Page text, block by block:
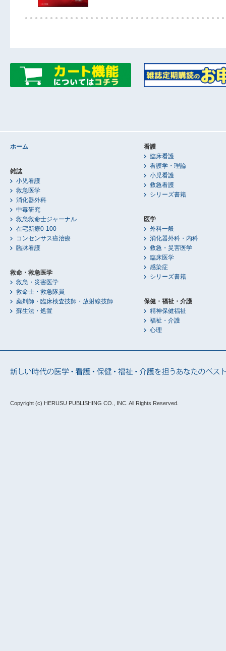
ホーム
雑誌
小児看護
救急医学
消化器外科
中毒研究
救急救命士ジャーナル
在宅新療0-100
コンセンサス癌治療
臨牀看護
救命・救急医学
救急・災害医学
救命士・救急隊員
薬剤師・臨床検査技師・放射線技師
蘇生法・処置
看護
臨床看護
看護学・理論
小児看護
救急看護
シリーズ書籍
医学
外科一般
消化器外科・内科
救急・災害医学
臨床医学
感染症
シリーズ書籍
保健・福祉・介護
精神保健福祉
福祉・介護
心理
Copyright (c) HERUSU PUBLISHING CO., INC. All Rights Reserved.